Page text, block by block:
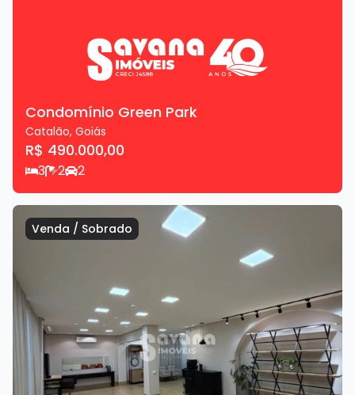
Condomínio Green Park
Catalão, Goiás
R$ 490.000,00
3 2 2
Venda / Sobrado